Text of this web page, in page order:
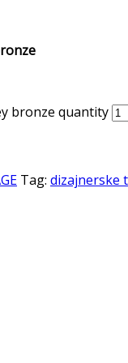
bronze quantity
Tag: dizajnerske